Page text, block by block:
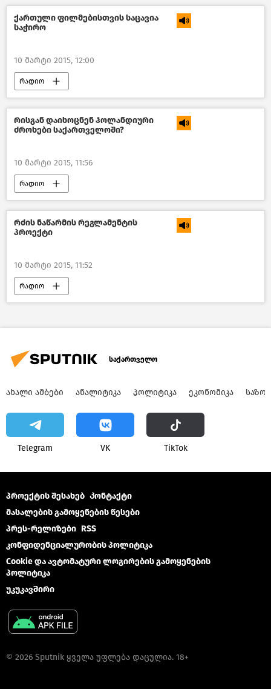
ქართული ფილმებისთვის საცავია
საჭირო
10 მარტი 2015, 12:00
რადიო
რისგან დაიხოცნენ ჰოლანდიური
ძროხები საქართველოში?
10 მარტი 2015, 11:56
რადიო
რძის ნაწარმის რეგლამენტის
პროექტი
10 მარტი 2015, 11:52
რადიო
საქართველო
ᲐᲮᲐᲚᲘ ᲐᲛᲑᲔᲑᲘ ᲐᲜᲐᲚᲘᲢᲘᲙᲐ ᲞᲝᲚᲘᲢᲘᲙᲐ ᲔᲙᲝᲜᲝᲛᲘᲙᲐ
Telegram VK ТikТоk
პროექტის შესახებ Კონტაქტი
მასალების გამოყენების წესები
პრეს-რელიზები RSS
კონფიდენციალურობის პოლიტიკა
Cookie და ავტომატური ლოგირების გამოყენების
პოლიტიკა
უკუკავშირი
© 2026 Sputnik ყველა უფლება დაცულია. 18+